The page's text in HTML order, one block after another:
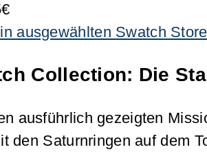
ausgewählten Swatch
Collection: Die
ausführlich gezeigten
den Saturnringen auf dem